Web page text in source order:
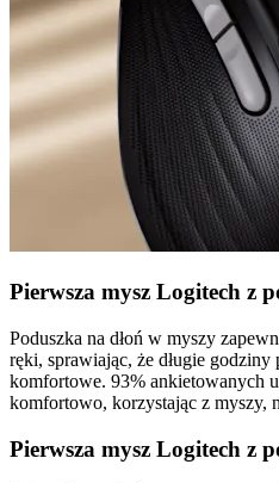
Pierwsza mysz Logitech z
Poduszka na dłoń w myszy
ręki, sprawiając, że długie godziny
komfortowe. 93% ankietowanych
komfortowo, korzystając z myszy,
Pierwsza mysz Logitech z